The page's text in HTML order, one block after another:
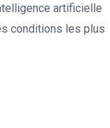
artificielle
conditions les plus